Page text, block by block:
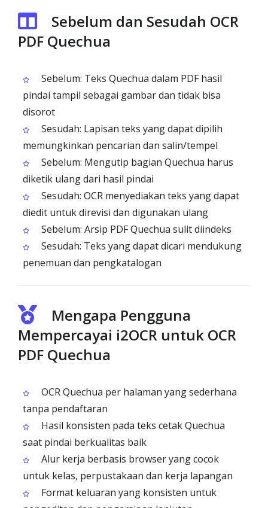
Sebelum dan Sesudah OCR
PDF Quechua
Sebelum: Teks Quechua dalam PDF hasil
pindai tampil sebagai gambar dan tidak bisa
disorot
Sesudah: Lapisan teks yang dapat dipilih
memungkinkan pencarian dan salin/tempel
Sebelum: Mengutip bagian Quechua harus
diketik ulang dari hasil pindai
Sesudah: OCR menyediakan teks yang dapat
diedit untuk direvisi dan digunakan ulang
Sebelum: Arsip PDF Quechua sulit diindeks
Sesudah: Teks yang dapat dicari mendukung
penemuan dan pengkatalogan
Mengapa Pengguna
Mempercayai i2OCR untuk OCR
PDF Quechua
OCR Quechua per halaman yang sederhana
tanpa pendaftaran
Hasil konsisten pada teks cetak Quechua
saat pindai berkualitas baik
Alur kerja berbasis browser yang cocok
untuk kelas, perpustakaan dan kerja lapangan
Format keluaran yang konsisten untuk